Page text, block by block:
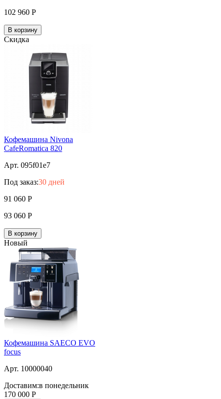
102 960 Р
В корзину
Скидка
Кофемашина Nivona
CafeRomatica 820
Арт. 095f01e7
Под заказ:30 дней
91 060 Р
93 060 Р
В корзину
Новый
Кофемашина SAECO EVO
focus
Арт. 10000040
Доставим:в понедельник
170 000 Р